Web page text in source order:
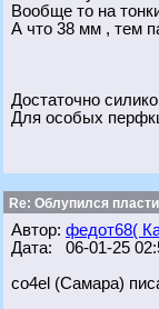
Вообще то на
А что 38 мм , тем
Достаточно
Для особых
Re: Облупился
Автор: федот68(
Дата: 06-01-25
co4el (Самара)